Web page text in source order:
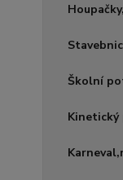
Školní
Kinetický